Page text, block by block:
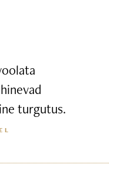
turgutus.